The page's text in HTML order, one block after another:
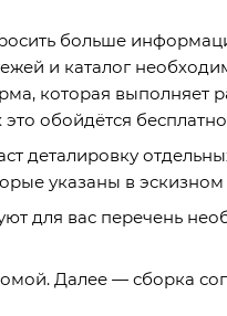
больше
и каталог
которая выполняет
обойдётся
деталировку
указаны в эскизном
для вас перечень
Далее — сборка